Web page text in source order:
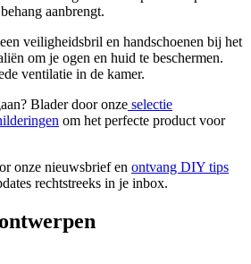
aanbrengt.
veiligheidsbril en handschoenen bij het
om je ogen en huid te beschermen.
ventilatie in de kamer.
Blader door onze selectie
om het perfecte product voor
onze nieuwsbrief en ontvang DIY tips
rechtstreeks in je inbox.